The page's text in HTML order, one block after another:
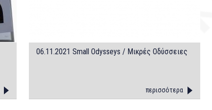
06.11.2021 Small Odysseys / Μικρές Οδύσσειες
περισσότερα